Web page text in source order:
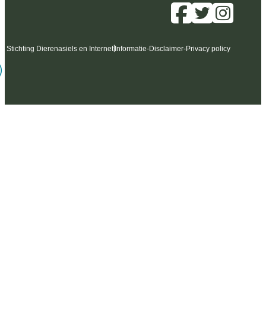
Stichting Dierenasiels en Internet Informatie-Disclaimer-Privacy policy